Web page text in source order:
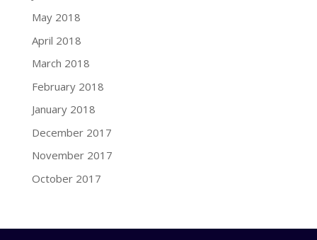
May 2018
April 2018
March 2018
February 2018
January 2018
December 2017
November 2017
October 2017